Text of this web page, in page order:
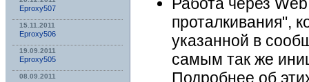
Eproxy507
15.11.2011
Eproxy506
19.09.2011
Eproxy505
08.09.2011
проталкивания",
указанной в
самым так же
Подробнее об